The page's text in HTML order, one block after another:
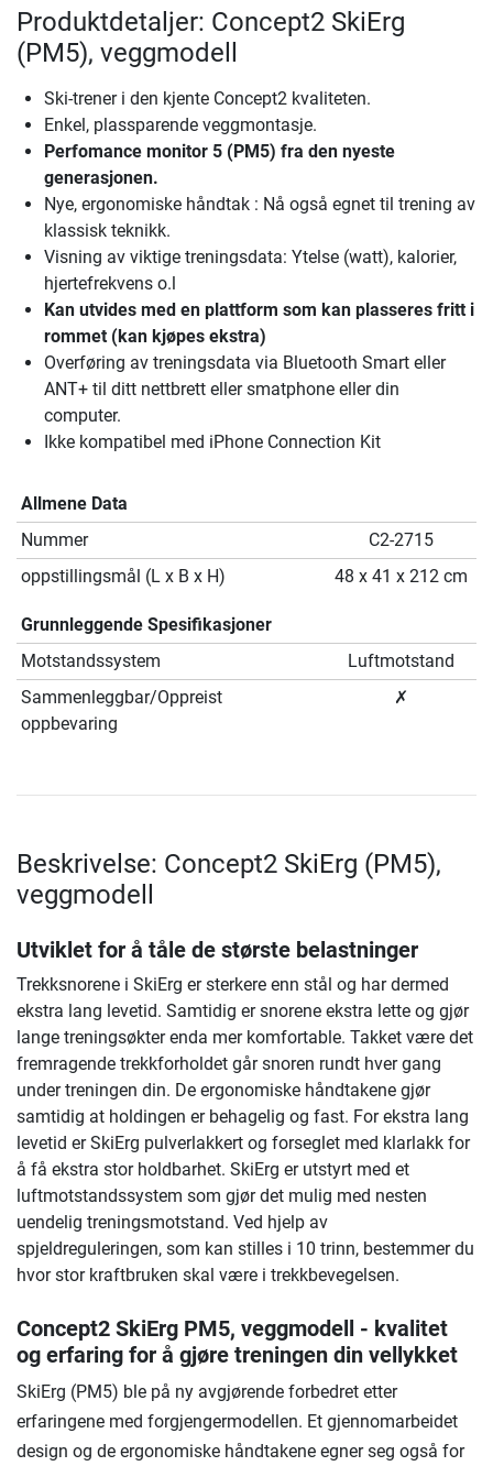
Produktdetaljer: Concept2 SkiErg
(PM5), veggmodell
Ski-trener i den kjente Concept2 kvaliteten.
Enkel, plassparende veggmontasje.
Perfomance monitor 5 (PM5) fra den nyeste
generasjonen.
Nye, ergonomiske håndtak : Nå også egnet til trening av
klassisk teknikk.
Visning av viktige treningsdata: Ytelse (watt), kalorier,
hjertefrekvens o.l
Kan utvides med en plattform som kan plasseres fritt i
rommet (kan kjøpes ekstra)
Overføring av treningsdata via Bluetooth Smart eller
ANT+ til ditt nettbrett eller smatphone eller din
computer.
Ikke kompatibel med iPhone Connection Kit
Allmene Data
Nummer
C2-2715
oppstillingsmål (L x B x H)
48 x 41 x 212 cm
Grunnleggende Spesifikasjoner
Motstandssystem
Luftmotstand
Sammenleggbar/Oppreist
oppbevaring
✗
Beskrivelse: Concept2 SkiErg (PM5),
veggmodell
Utviklet for å tåle de største belastninger
Trekksnorene i SkiErg er sterkere enn stål og har dermed
ekstra lang levetid. Samtidig er snorene ekstra lette og gjør
lange treningsøkter enda mer komfortable. Takket være det
fremragende trekkforholdet går snoren rundt hver gang
under treningen din. De ergonomiske håndtakene gjør
samtidig at holdingen er behagelig og fast. For ekstra lang
levetid er SkiErg pulverlakkert og forseglet med klarlakk for
å få ekstra stor holdbarhet. SkiErg er utstyrt med et
luftmotstandssystem som gjør det mulig med nesten
uendelig treningsmotstand. Ved hjelp av
spjeldreguleringen, som kan stilles i 10 trinn, bestemmer du
hvor stor kraftbruken skal være i trekkbevegelsen.
Concept2 SkiErg PM5, veggmodell - kvalitet
og erfaring for å gjøre treningen din vellykket
SkiErg (PM5) ble på ny avgjørende forbedret etter
erfaringene med forgjengermodellen. Et gjennomarbeidet
design og de ergonomiske håndtakene egner seg også for